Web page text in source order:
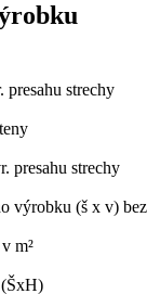
presahu strechy
presahu strechy
výrobku (š x v)
m²